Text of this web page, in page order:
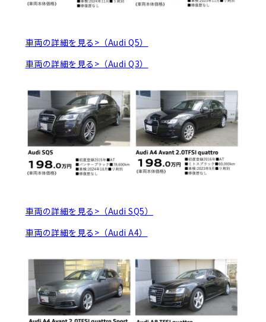
車両の詳細を見る>（Audi Q5）
車両の詳細を見る>（Audi Q3）
車両の詳細を見る>（Audi SQ5）
車両の詳細を見る>（Audi A4）